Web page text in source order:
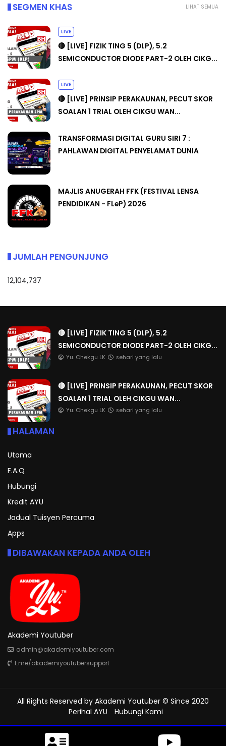
LIHAT SEMUA
SEGMEN KHAS
LIVE
🔴 [LIVE] FIZIK TING 5 (DLP), 5.2
SEMICONDUCTOR DIODE PART-2 OLEH CIKG...
LIVE
🔴 [LIVE] PRINSIP PERAKAUNAN, PECUT SKOR
SOALAN 1 TRIAL OLEH CIKGU WAN...
TRANSFORMASI DIGITAL GURU SIRI 7 :
PAHLAWAN DIGITAL PENYELAMAT DUNIA
MAJLIS ANUGERAH FFK (FESTIVAL LENSA
PENDIDIKAN - FLeP) 2026
JUMLAH PENGUNJUNG
12,104,737
🔴 [LIVE] FIZIK TING 5 (DLP), 5.2
SEMICONDUCTOR DIODE PART-2 OLEH CIKG...
Yu. Chekgu LK sehari yang lalu
🔴 [LIVE] PRINSIP PERAKAUNAN, PECUT SKOR
SOALAN 1 TRIAL OLEH CIKGU WAN...
Yu. Chekgu LK sehari yang lalu
HALAMAN
Utama
F.A.Q
Hubungi
Kredit AYU
Jadual Tuisyen Percuma
Apps
DIBAWAKAN KEPADA ANDA OLEH
Akademi Youtuber
admin@akademiyoutuber.com
t.me/akademiyoutubersupport
All Rights Reserved by Akademi Youtuber © Since 2020
Perihal AYU
Hubungi Kami